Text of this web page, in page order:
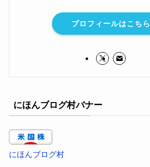
プロフィールはこちら
にほんブログ村バナー
にほんブログ村